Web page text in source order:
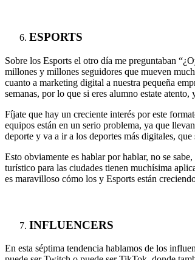
ESPORTS
Sobre los Esports el otro día me preguntaban
millones y millones seguidores que mueven
cuanto a marketing digital a nuestra pequeña
semanas, por lo que si eres alumno estate
Fíjate que hay un creciente interés por este
equipos están en un serio problema, ya que
deporte y va a ir a los deportes más digitales, que
Esto obviamente es hablar por hablar, no se
turístico para las ciudades tienen muchísima
es maravilloso cómo los y Esports están
INFLUENCERS
En esta séptima tendencia hablamos de los